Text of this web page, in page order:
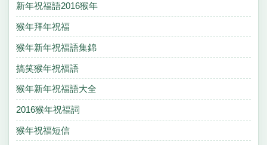
新年祝福語2016猴年
猴年拜年祝福
猴年新年祝福語集錦
搞笑猴年祝福語
猴年新年祝福語大全
2016猴年祝福詞
猴年祝福短信